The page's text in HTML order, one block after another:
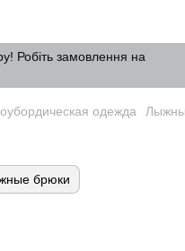
Робіть замовлення на
одежда
брюки